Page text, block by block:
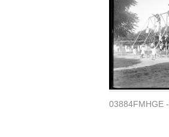
03884FMHGE -